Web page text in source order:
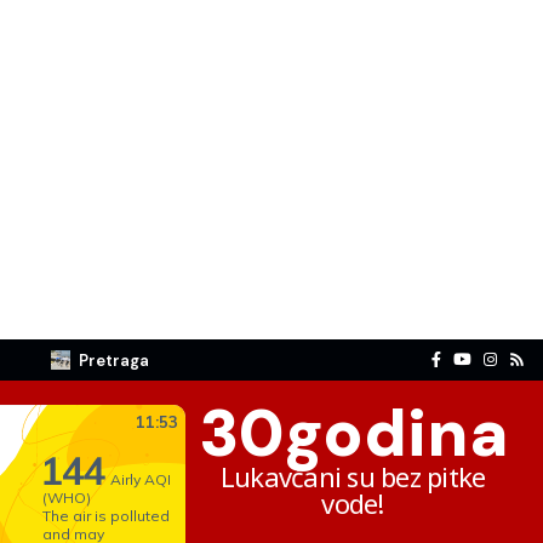
Pretraga
30godina
Lukavčani su bez pitke
vode!